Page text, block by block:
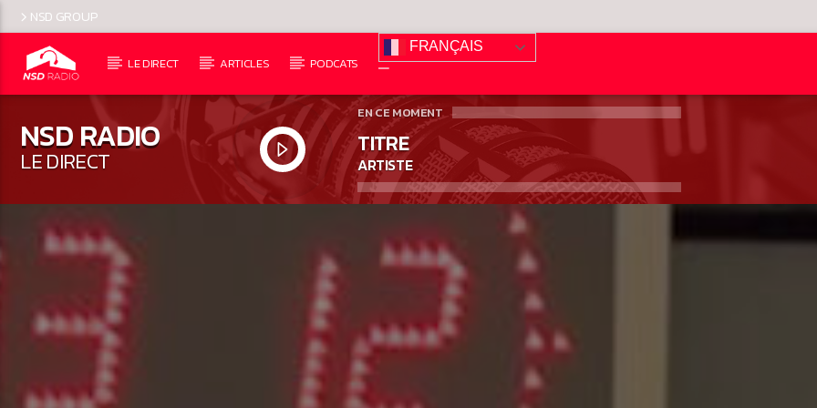
NSD GROUP
LE DIRECT ARTICLES PODCATS
FRANÇAIS
NSD RADIO
LE DIRECT
EN CE MOMENT
TITRE
ARTISTE